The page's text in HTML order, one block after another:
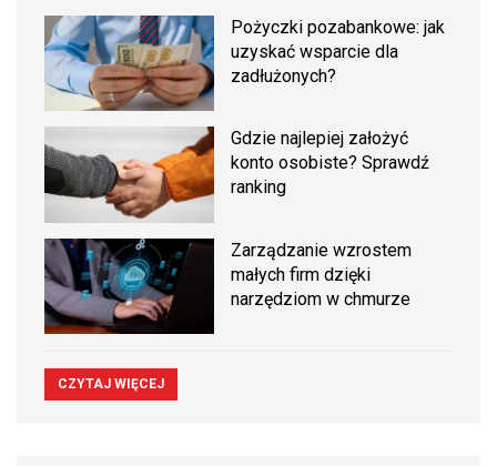
Pożyczki pozabankowe: jak
uzyskać wsparcie dla
zadłużonych?
Gdzie najlepiej założyć
konto osobiste? Sprawdź
ranking
Zarządzanie wzrostem
małych firm dzięki
narzędziom w chmurze
CZYTAJ WIĘCEJ